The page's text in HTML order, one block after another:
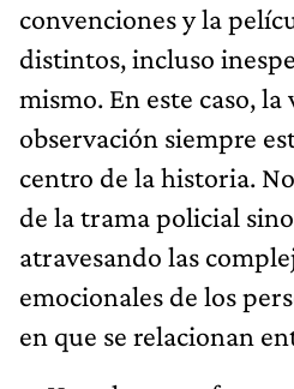
convenciones y la
distintos, incluso
mismo. En este caso,
observación siempre
centro de la historia.
de la trama policial
atravesando las
emocionales de los
en que se relacionan